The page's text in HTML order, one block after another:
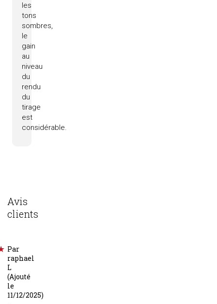
les
tons
sombres,
le
gain
au
niveau
du
rendu
du
tirage
est
considérable.
Avis
clients
Par
raphael
L
(Ajouté
le
11/12/2025)